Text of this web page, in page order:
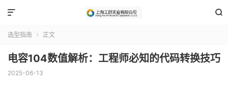


选型指南  正文
电容104数值解析：工程师必知的代码转换技巧
2025-06-13